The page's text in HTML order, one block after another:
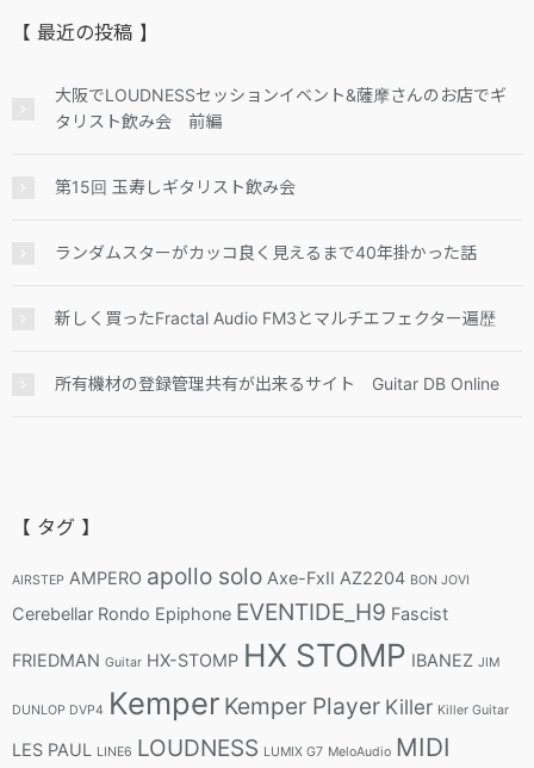
【 最近の投稿 】
大阪でLOUDNESSセッションイベント&薩摩さんのお店でギ
タリスト飲み会 前編
第15回 玉寿しギタリスト飲み会
ランダムスターがカッコ良く見えるまで40年掛かった話
新しく買ったFractal Audio FM3とマルチエフェクター遍歴
所有機材の登録管理共有が出来るサイト Guitar DB Online
【 タグ 】
AIRSTEP AMPERO apollo solo Axe-FxII AZ2204 BON JOVI
Cerebellar Rondo Epiphone EVENTIDE_H9 Fascist
FRIEDMAN Guitar HX-STOMP HX STOMP IBANEZ JIM
DUNLOP DVP4 Kemper Kemper Player Killer Killer Guitar
LES PAUL LINE6 LOUDNESS LUMIX G7 MeloAudio MIDI